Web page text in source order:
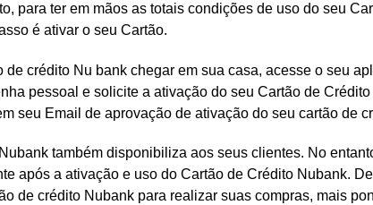
para ter em mãos as totais condições de uso do seu
é ativar o seu Cartão.
de crédito Nu bank chegar em sua casa, acesse o seu
pessoal e solicite a ativação do seu Cartão de
seu Email de aprovação de ativação do seu cartão de
também disponibiliza aos seus clientes. No
após a ativação e uso do Cartão de Crédito Nubank.
de crédito Nubank para realizar suas compras, mais